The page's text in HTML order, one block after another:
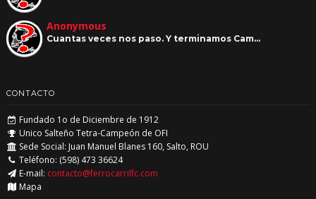
Anonymous
Cuantas veces nos paso. Y terminamos Cam…
CONTACTO
Fundado 1o de Diciembre de 1912
Unico Salteño Tetra-Campeón de OFI
Sede Social: Juan Manuel Blanes 160, Salto, ROU
Teléfono: (598) 473 36624
E-mail: contacto@ferrocarrilfc.com
Mapa